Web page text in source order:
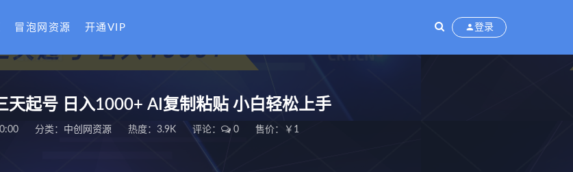
冒泡网资源 开通VIP 登录
天起号 日入1000+ AI复制粘贴 小白轻松上手
分类： 中创网资源 热度：3.9K 评论： 0 售价：￥1